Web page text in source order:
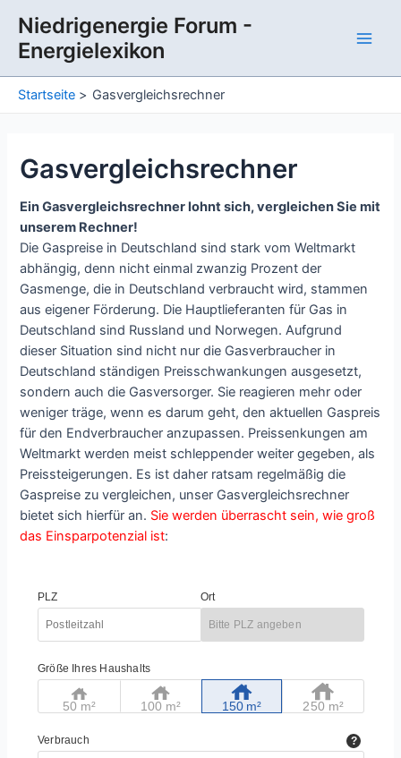
Inhalt
springen
Niedrigenergie Forum -
Energielexikon
Startseite Gasvergleichsrechner
Gasvergleichsrechner
Ein Gasvergleichsrechner lohnt sich, vergleichen Sie mit
unserem Rechner!
Die Gaspreise in Deutschland sind stark vom Weltmarkt
abhängig, denn nicht einmal zwanzig Prozent der
Gasmenge, die in Deutschland verbraucht wird, stammen
aus eigener Förderung. Die Hauptlieferanten für Gas in
Deutschland sind Russland und Norwegen. Aufgrund
dieser Situation sind nicht nur die Gasverbraucher in
Deutschland ständigen Preisschwankungen ausgesetzt,
sondern auch die Gasversorger. Sie reagieren mehr oder
weniger träge, wenn es darum geht, den aktuellen Gaspreis
für den Endverbraucher anzupassen. Preissenkungen am
Weltmarkt werden meist schleppender weiter gegeben, als
Preissteigerungen. Es ist daher ratsam regelmäßig die
Gaspreise zu vergleichen, unser Gasvergleichsrechner
bietet sich hierfür an. Sie werden überrascht sein, wie groß
das Einsparpotenzial ist: